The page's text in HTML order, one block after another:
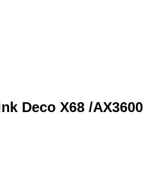
Deco X68 /AX3600